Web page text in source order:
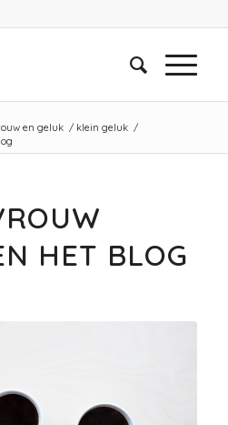
en geluk / klein geluk /
HET BLOG